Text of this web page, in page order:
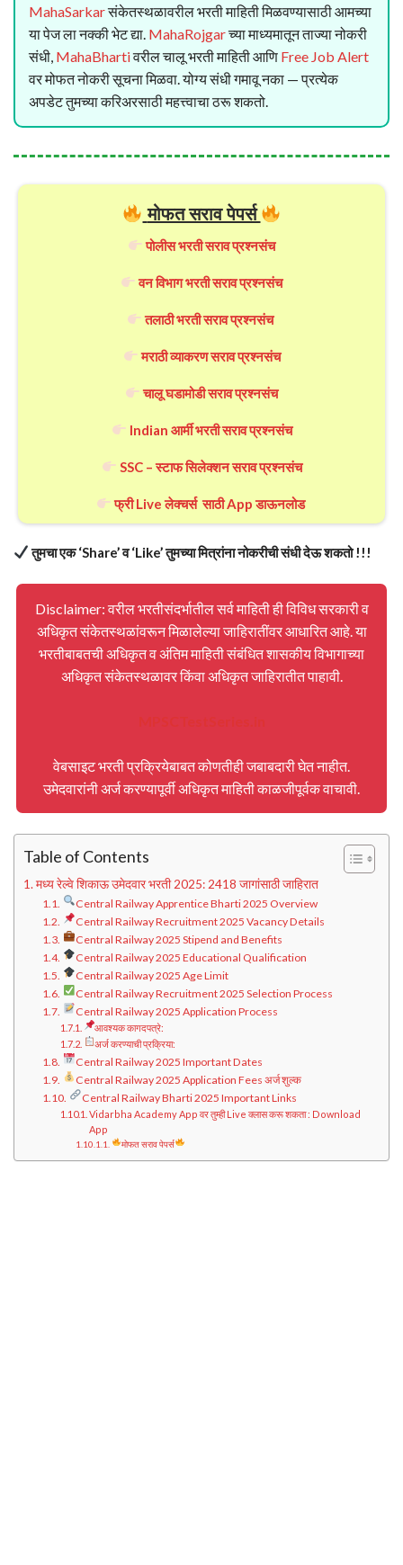
MahaSarkarसंकेतस्थळावरील भरती माहिती मिळवण्यासाठी आमच्या
या पेज ला नक्की भेट द्या. MahaRojgarच्या माध्यमातून ताज्या नोकरी
संधी, MahaBhartiवरील चालू भरती माहिती आणि Free Job Alert
वर मोफत नोकरी सूचना मिळवा. योग्य संधी गमावू नका — प्रत्येक
अपडेट तुमच्या करिअरसाठी महत्त्वाचा ठरू शकतो.
मोफत सराव पेपर्स
पोलीस भरती सराव प्रश्नसंच
वन विभाग भरती सराव प्रश्नसंच
तलाठी भरती सराव प्रश्नसंच
मराठी व्याकरण सराव प्रश्नसंच
चालू घडामोडी सराव प्रश्नसंच
Indian आर्मी भरती सराव प्रश्नसंच
SSC – स्टाफ सिलेक्शन सराव प्रश्नसंच
फ्री Live लेक्चर्स साठी App डाऊनलोड
तुमचा एक ‘Share’ व ‘Like’ तुमच्या मित्रांना नोकरीची संधी देऊ शकतो !!!
Disclaimer: वरील भरतीसंदर्भातील सर्व माहिती ही विविध सरकारी व
अधिकृत संकेतस्थळांवरून मिळालेल्या जाहिरातींवर आधारित आहे. या
भरतीबाबतची अधिकृत व अंतिम माहिती संबंधित शासकीय विभागाच्या
अधिकृत संकेतस्थळावर किंवा अधिकृत जाहिरातीत पाहावी.
वेबसाइट भरती प्रक्रियेबाबत कोणतीही जबाबदारी घेत नाहीत.
उमेदवारांनी अर्ज करण्यापूर्वी अधिकृत माहिती काळजीपूर्वक वाचावी.
Table of Contents
मध्य रेल्वे शिकाऊ उमेदवार भरती 2025: 2418 जागांसाठी जाहिरात
Central Railway Apprentice Bharti 2025 Overview
Central Railway Recruitment 2025 Vacancy Details
Central Railway 2025 Stipend and Benefits
Central Railway 2025 Educational Qualification
Central Railway 2025 Age Limit
Central Railway Recruitment 2025 Selection Process
Central Railway 2025 Application Process
आवश्यक कागदपत्रे:
अर्ज करण्याची प्रक्रिया:
Central Railway 2025 Important Dates
Central Railway 2025 Application Fees अर्ज शुल्क
Central Railway Bharti 2025 Important Links
Vidarbha Academy App वर तुम्ही Live क्लास करू शकता : Download
App
मोफत सराव पेपर्स